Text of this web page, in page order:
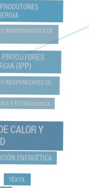
INDEPENDENTES DE
(IPP)
INDEPENDENTES DE
Y PETROQUIMICA
CALOR Y
ENERGÉTICA
TÊXTIL